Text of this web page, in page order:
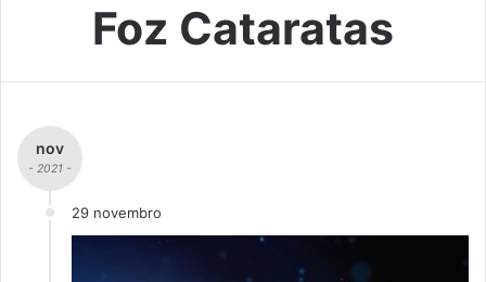
Foz Cataratas
nov
- 2021 -
29 novembro